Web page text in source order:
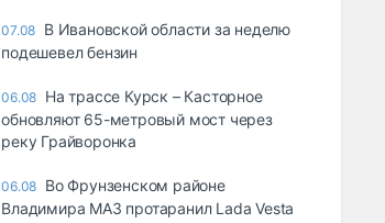
07.08 В Ивановской области за неделю
подешевел бензин
06.08 На трассе Курск – Касторное
обновляют 65-метровый мост через
реку Грайворонка
06.08 Во Фрунзенском районе
Владимира МАЗ протаранил Lada Vesta